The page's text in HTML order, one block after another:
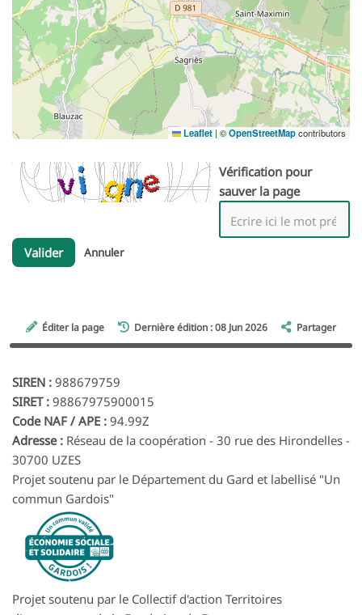
Leaflet | ©OpenStreetMapcontributors
Vérification pour
sauver la page
Valider Annuler
Éditer la page Dernière édition : 08 Jun 2026 Partager
SIREN : 988679759
SIRET : 98867975900015
Code NAF / APE : 94.99Z
Adresse : Réseau de la coopération - 30 rue des Hirondelles -
30700 UZES
Projet soutenu par le Département du Gard et labellisé "Un
commun Gardois"
Projet soutenu par le Collectif d'action Territoires